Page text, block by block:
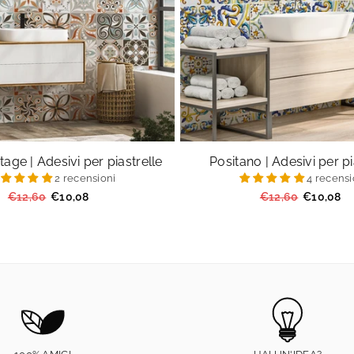
| Adesivi per piastrelle
2 recensioni
Prezzo
€12,60 €10,08
Positano | Adesivi per
4
Prezzo
€12,60 €10,08